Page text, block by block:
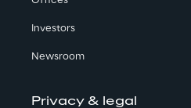
Investors
Newsroom
Privacy & legal